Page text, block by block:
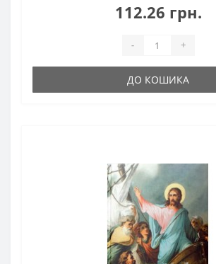
112.26 грн.
- +
ДО КОШИКА